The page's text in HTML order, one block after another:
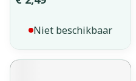
Niet beschikbaar